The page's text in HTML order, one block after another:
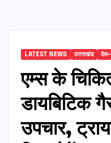
LATEST NEWS उत्तराखंड देश-
एम्स के
डायबिटिक
उपचार,